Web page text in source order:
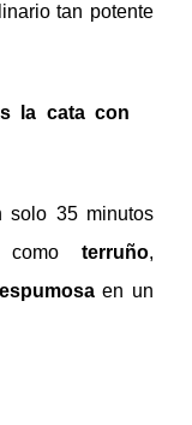
tan potente
la cata con
solo 35 minutos
como terruño,
en un